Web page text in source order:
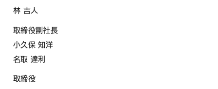
林 吉人
取締役副社長
小久保 知洋
名取 達利
取締役